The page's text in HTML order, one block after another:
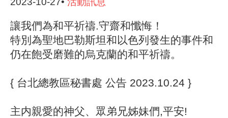
讓我們為和平祈禱.守齋和懺悔！
特別為聖地巴勒斯坦和以色列發生的事件和
仍在飽受磨難的烏克蘭的和平祈禱。
{ 台北總教區秘書處 公告 2023.10.24 }
主内親愛的神父、眾弟兄姊妹們,平安!